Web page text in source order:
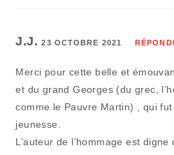
J.J.23 OCTOBRE 2021
Merci pour cette belle et
et du grand Georges (du grec,
comme le Pauvre Martin) , qui
jeunesse.
L’auteur de l’hommage est